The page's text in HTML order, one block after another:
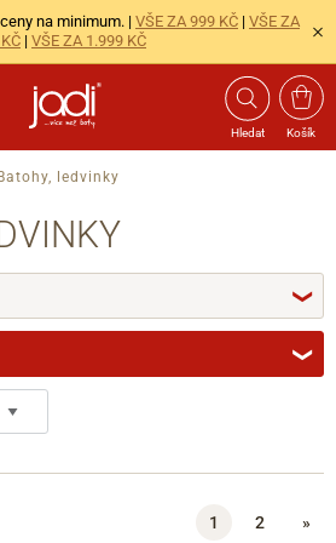
na minimum. | VŠE ZA 999 KČ | VŠE ZA
| VŠE ZA 1.999 KČ
Hledat Košík
Batohy, ledvinky
❯
❯
1 2 »